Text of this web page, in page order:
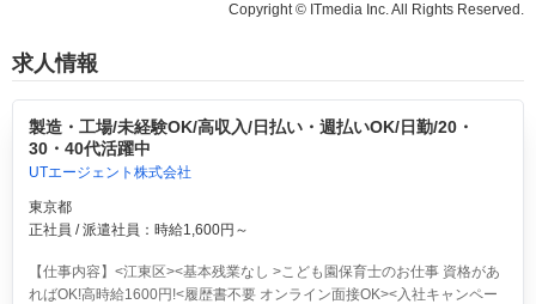
Copyright © ITmedia Inc. All Rights Reserved.
求人情報
製造・工場/未経験OK/高収入/日払い・週払いOK/日勤/20・
30・40代活躍中
UTエージェント株式会社
東京都
正社員 / 派遣社員：時給1,600円～
【仕事内容】<江東区><基本残業なし >こども園保育士のお仕事 資格があ
ればOK!高時給1600円!<履歴書不要 オンライン面接OK><入社キャンペー